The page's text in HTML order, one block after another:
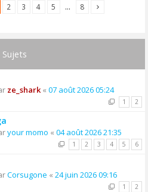
2 3 4 5 … 8
Sujets
ze_shark« 07 août 2026 05:24
1 2
your momo « 04 août 2026 21:35
1 2 3 4 5 6
Corsugone « 24 juin 2026 09:16
1 2